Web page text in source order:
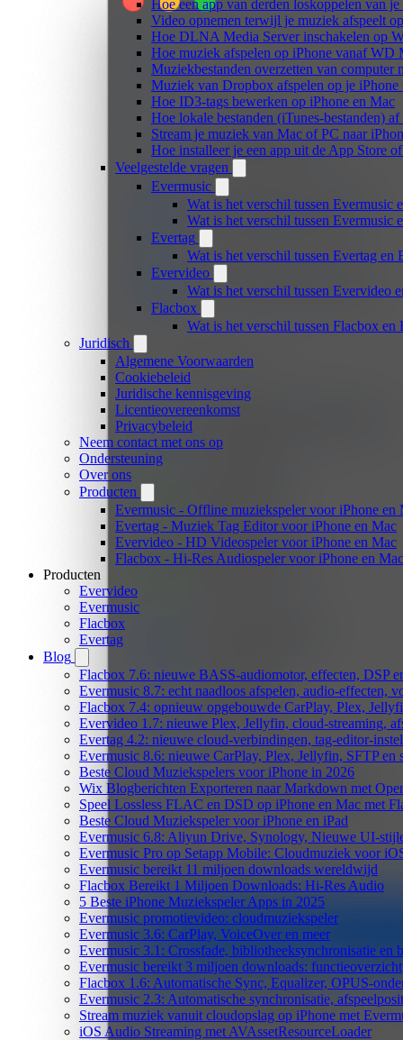
Hoe een app van derden loskoppelen van
Video opnemen terwijl je muziek afspeelt
Hoe DLNA Media Server inschakelen op
Hoe muziek afspelen op iPhone vanaf WD
Muziekbestanden overzetten van
Muziek van Dropbox afspelen op je
Hoe ID3-tags bewerken op iPhone en Mac
Hoe lokale bestanden (iTunes-bestanden)
Stream je muziek van Mac of PC naar
Hoe installeer je een app uit de App Store
Veelgestelde vragen
Evermusic
Wat is het verschil tussen Evermusic
Wat is het verschil tussen Evermusic
Evertag
Wat is het verschil tussen Evertag en
Evervideo
Wat is het verschil tussen Evervideo
Flacbox
Wat is het verschil tussen Flacbox en
Juridisch
Algemene Voorwaarden
Cookiebeleid
Juridische kennisgeving
Licentieovereenkomst
Privacybeleid
Neem contact met ons op
Ondersteuning
Over ons
Producten
Evermusic - Offline muziekspeler voor iPhone en
Evertag - Muziek Tag Editor voor iPhone en Mac
Evervideo - HD Videospeler voor iPhone en Mac
Flacbox - Hi-Res Audiospeler voor iPhone en Mac
Producten
Evervideo
Evermusic
Flacbox
Evertag
Blog
Flacbox 7.6: nieuwe BASS-audiomotor, effecten, DSP
Evermusic 8.7: echt naadloos afspelen, audio-effecten,
Flacbox 7.4: opnieuw opgebouwde CarPlay, Plex,
Evervideo 1.7: nieuwe Plex, Jellyfin, cloud-streaming,
Evertag 4.2: nieuwe cloud-verbindingen, tag-editor-
Evermusic 8.6: nieuwe CarPlay, Plex, Jellyfin, SFTP en
Beste Cloud Muziekspelers voor iPhone in 2026
Wix Blogberichten Exporteren naar Markdown met
Speel Lossless FLAC en DSD op iPhone en Mac met
Beste Cloud Muziekspeler voor iPhone en iPad
Evermusic 6.8: Aliyun Drive, Synology, Nieuwe UI-
Evermusic Pro op Setapp Mobile: Cloudmuziek voor
Evermusic bereikt 11 miljoen downloads wereldwijd
Flacbox Bereikt 1 Miljoen Downloads: Hi-Res Audio
5 Beste iPhone Muziekspeler Apps in 2025
Evermusic promotievideo: cloudmuziekspeler
Evermusic 3.6: CarPlay, VoiceOver en meer
Evermusic 3.1: Crossfade, bibliotheeksynchronisatie en
Evermusic bereikt 3 miljoen downloads: functieoverzicht
Flacbox 1.6: Automatische Sync, Equalizer, OPUS-
Evermusic 2.3: Automatische synchronisatie,
Stream muziek vanuit cloudopslag op iPhone met
iOS Audio Streaming met AVAssetResourceLoader